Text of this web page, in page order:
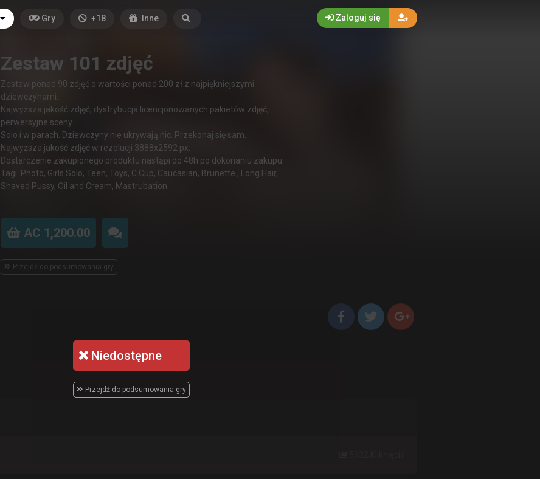
Gry +18 Inne Zaloguj się
Niedostępne
Przejdź do podsumowania gry
Zestaw 101 zdjęć
Zestaw ponad 90 zdjęć o wartości ponad 200 zł z najpiękniejszymi
dziewczynami.
Najwyższa jakość zdjęć, dystrybucja licencjonowanych pakietów zdjęć,
perwersyjne sceny.
Solo i w parach. Dziewczyny nie ukrywają nic. Przekonaj się sam.
Najwyższa jakość zdjęć w rezolucji 3888x2592 px.
Dostarczenie zakupionego produktu nastąpi do 48h po dokonaniu zakupu.
Tagi: Photo, Girls Solo, Teen, Toys, C Cup, Caucasian, Brunette , Long Hair,
Shaved Pussy, Oil and Cream, Mastrubation
AC 1,200.00
Przejdź do podsumowania gry